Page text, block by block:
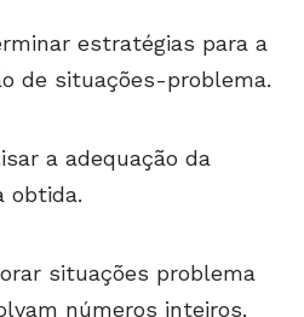
estratégias para a
de situações-problema.
a adequação da
obtida.
situações problema
números inteiros.